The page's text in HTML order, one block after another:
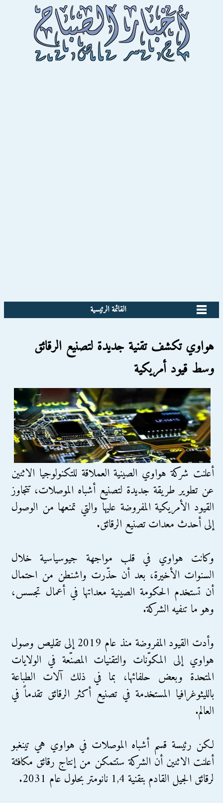
القائمة الرئيسية
هواوي تكشف تقنية جديدة لتصنيع الرقائق
وسط قيود أمريكية
أعلنت شركة هواوي الصينية العملاقة للتكنولوجيا الاثنين
عن تطوير طريقة جديدة لتصنيع أشباه الموصلات، تتجاوز
القيود الأمريكية المفروضة عليها والتي تمنعها من الوصول
إلى أحدث معدات تصنيع الرقائق.
وكانت هواوي في قلب مواجهة جيوسياسية خلال
السنوات الأخيرة، بعد أن حذّرت واشنطن من احتمال
أن تستخدم الحكومة الصينية معداتها في أعمال تجسس،
وهو ما تنفيه الشركة.
وأدت القيود المفروضة منذ عام 2019 إلى تقليص وصول
هواوي إلى المكوّنات والتقنيات المصنّعة في الولايات
المتحدة وبعض حلفائها، بما في ذلك آلات الطباعة
بالليثوغرافيا المستخدمة في تصنيع أكثر الرقائق تقدماً في
العالم.
لكن رئيسة قسم أشباه الموصلات في هواوي هي تينغبو
أعلنت الاثنين أن الشركة ستتمكن من إنتاج رقائق مكافئة
لرقائق الجيل القادم بتقنية 1,4 نانومتر بحلول عام 2031.